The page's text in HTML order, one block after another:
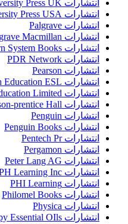
انتشارات Oxford University Press UK
انتشارات Oxford University Press USA
انتشارات Palgrave
انتشارات Palgrave Macmillan
انتشارات Pattern System Books
انتشارات PDR Network
انتشارات Pearson
انتشارات Pearson Education ESL
انتشارات Pearson Education Limited
انتشارات Pearson-prentice Hall
انتشارات Penguin
انتشارات Penguin Books
انتشارات Pentech Pr
انتشارات Pergamon
انتشارات Peter Lang AG
انتشارات PH Learning Inc
انتشارات PHI Learning
انتشارات Philomel Books
انتشارات Physica
انتشارات Plant Therapy Essential OIls